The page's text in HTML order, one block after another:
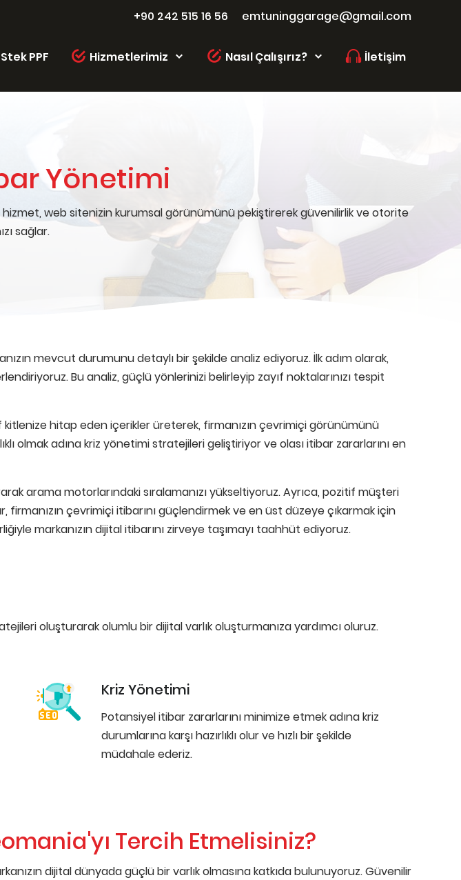
+90 242 515 16 56 emtuninggarage@gmail.com
PPF Hizmetlerimiz Nasıl Çalışırız? İletişim
Yönetimi
web sitenizin kurumsal görünümünü pekiştirerek güvenilirlik ve otorite
sağlar.
mevcut durumunu detaylı bir şekilde analiz ediyoruz. İlk adım olarak,
Bu analiz, güçlü yönlerinizi belirleyip zayıf noktalarınızı tespit
hitap eden içerikler üreterek, firmanızın çevrimiçi görünümünü
olmak adına kriz yönetimi stratejileri geliştiriyor ve olası itibar zararlarını en
arama motorlarındaki sıralamanızı yükseltiyoruz. Ayrıca, pozitif müşteri
çevrimiçi itibarını güçlendirmek ve en üst düzeye çıkarmak için
markanızın dijital itibarını zirveye taşımayı taahhüt ediyoruz.
oluşturarak olumlu bir dijital varlık oluşturmanıza yardımcı oluruz.
Kriz Yönetimi
Potansiyel itibar zararlarını minimize etmek adına kriz
durumlarına karşı hazırlıklı olur ve hızlı bir şekilde
müdahale ederiz.
Tercih Etmelisiniz?
dijital dünyada güçlü bir varlık olmasına katkıda bulunuyoruz. Güvenilir